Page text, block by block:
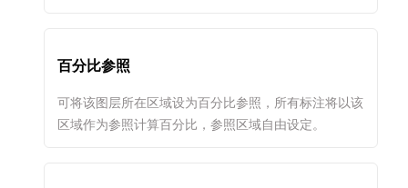
百分比参照
可将该图层所在区域设为百分比参照，所有标注将以该
区域作为参照计算百分比，参照区域自由设定。